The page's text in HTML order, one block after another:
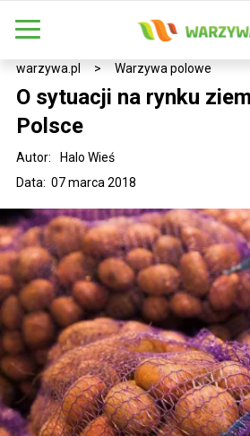
warzywa.pl > Warzywa polowe
O sytuacji na rynku
Polsce
Data: 07 marca 2018
Autor: Halo Wieś